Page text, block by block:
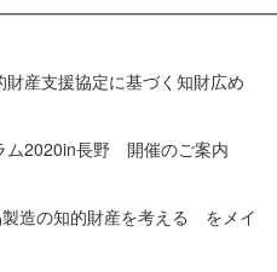
産支援協定に基づく知財広め
長野 開催のご案内
造の知的財産を考える をメイ